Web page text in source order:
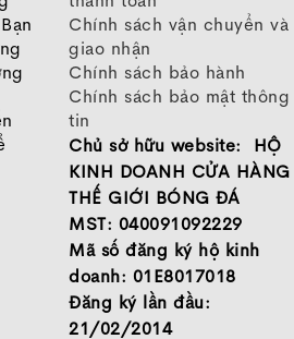
Chính sách vận chuyển và
giao nhận
Chính sách bảo hành
Chính sách bảo mật thông
tin
Chủ sở hữu website: HỘ
KINH DOANH CỬA HÀNG
THẾ GIỚI BÓNG ĐÁ
MST: 040091092229
Mã số đăng ký hộ kinh
doanh: 01E8017018
Đăng ký lần đầu:
21/02/2014